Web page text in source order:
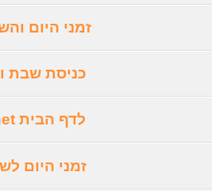
זמני היום
כניסת שבת
לדף הבית 2net
זמני היום